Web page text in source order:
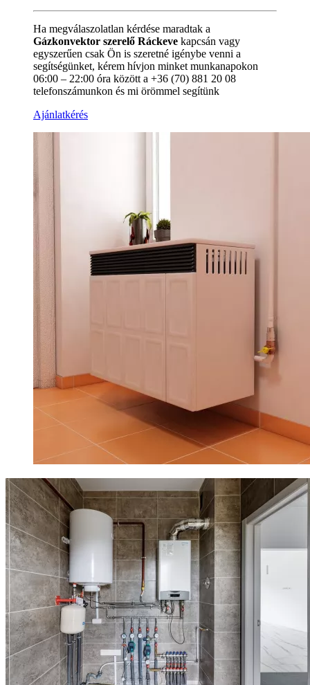
Ha megválaszolatlan kérdése maradtak a
Gázkonvektor szerelő Ráckeve kapcsán vagy
egyszerűen csak Ön is szeretné igénybe venni a
segítségünket, kérem hívjon minket munkanapokon
06:00 – 22:00 óra között a +36 (70) 881 20 08
telefonszámunkon és mi örömmel segítünk
Ajánlatkérés